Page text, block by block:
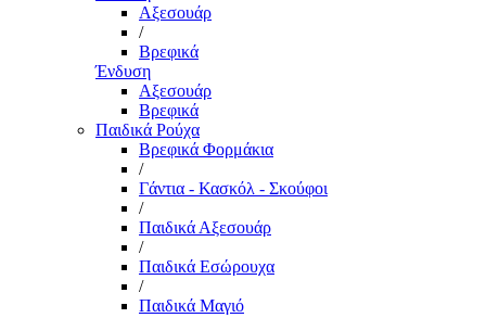
Αξεσουάρ
/
Βρεφικά
Ένδυση
Αξεσουάρ
Βρεφικά
Παιδικά Ρούχα
Βρεφικά Φορμάκια
/
Γάντια - Κασκόλ - Σκούφοι
/
Παιδικά Αξεσουάρ
/
Παιδικά Εσώρουχα
/
Παιδικά Μαγιό